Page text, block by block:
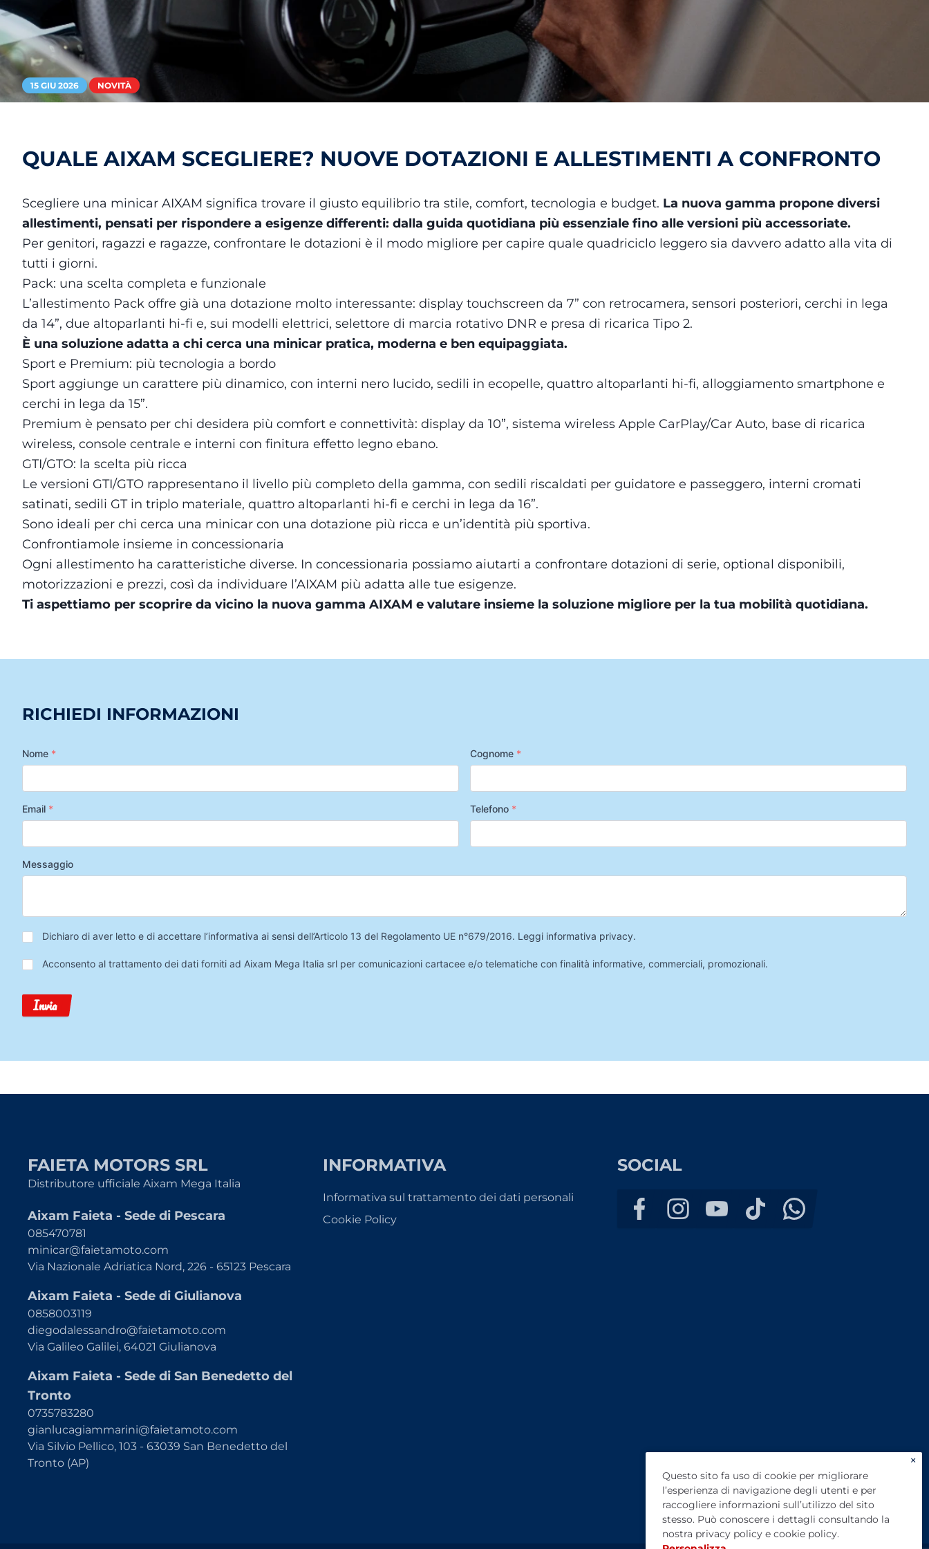
15 GIU 2026 NOVITÀ
QUALE AIXAM SCEGLIERE? NUOVE DOTAZIONI E ALLESTIMENTI A CONFRONTO
Scegliere una minicar AIXAM significa trovare il giusto equilibrio tra stile, comfort, tecnologia e budget. La nuova gamma propone diversi
allestimenti, pensati per rispondere a esigenze differenti: dalla guida quotidiana più essenziale fino alle versioni più accessoriate.
Per genitori, ragazzi e ragazze, confrontare le dotazioni è il modo migliore per capire quale quadriciclo leggero sia davvero adatto alla vita di
tutti i giorni.
Pack: una scelta completa e funzionale
L’allestimento Pack offre già una dotazione molto interessante: display touchscreen da 7” con retrocamera, sensori posteriori, cerchi in lega
da 14”, due altoparlanti hi-fi e, sui modelli elettrici, selettore di marcia rotativo DNR e presa di ricarica Tipo 2.
È una soluzione adatta a chi cerca una minicar pratica, moderna e ben equipaggiata.
Sport e Premium: più tecnologia a bordo
Sport aggiunge un carattere più dinamico, con interni nero lucido, sedili in ecopelle, quattro altoparlanti hi-fi, alloggiamento smartphone e
cerchi in lega da 15”.
Premium è pensato per chi desidera più comfort e connettività: display da 10”, sistema wireless Apple CarPlay/Car Auto, base di ricarica
wireless, console centrale e interni con finitura effetto legno ebano.
GTI/GTO: la scelta più ricca
Le versioni GTI/GTO rappresentano il livello più completo della gamma, con sedili riscaldati per guidatore e passeggero, interni cromati
satinati, sedili GT in triplo materiale, quattro altoparlanti hi-fi e cerchi in lega da 16”.
Sono ideali per chi cerca una minicar con una dotazione più ricca e un’identità più sportiva.
Confrontiamole insieme in concessionaria
Ogni allestimento ha caratteristiche diverse. In concessionaria possiamo aiutarti a confrontare dotazioni di serie, optional disponibili,
motorizzazioni e prezzi, così da individuare l’AIXAM più adatta alle tue esigenze.
Ti aspettiamo per scoprire da vicino la nuova gamma AIXAM e valutare insieme la soluzione migliore per la tua mobilità quotidiana.
RICHIEDI INFORMAZIONI
Nome * Cognome *
Email * Telefono *
Messaggio
Privacy*
Dichiaro di aver letto e di accettare l’informativa ai sensi dell’Articolo 13 del Regolamento UE n°679/2016. Leggi informativa privacy.
Trattamento
Dati
Acconsento al trattamento dei dati forniti ad Aixam Mega Italia srl per comunicazioni cartacee e/o telematiche con finalità informative, commerciali, promozionali.
Invia
FAIETA MOTORS SRL
Distributore ufficiale Aixam Mega Italia
Aixam Faieta - Sede di Pescara
085470781
minicar@faietamoto.com
Via Nazionale Adriatica Nord, 226 - 65123 Pescara
Aixam Faieta - Sede di Giulianova
0858003119
diegodalessandro@faietamoto.com
Via Galileo Galilei, 64021 Giulianova
Aixam Faieta - Sede di San Benedetto del
Tronto
0735783280
gianlucagiammarini@faietamoto.com
Via Silvio Pellico, 103 - 63039 San Benedetto del
Tronto (AP)
INFORMATIVA
Informativa sul trattamento dei dati personali
Cookie Policy
SOCIAL
×
Questo sito fa uso di cookie per migliorare
l’esperienza di navigazione degli utenti e per
raccogliere informazioni sull’utilizzo del sito
stesso. Può conoscere i dettagli consultando la
nostra privacy policy e cookie policy.